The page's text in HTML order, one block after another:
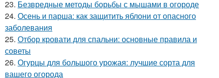
23. Безвредные методы борьбы с мышами в огороде
24. Осень и парша: как защитить яблони от опасного
заболевания
25. Отбор кровати для спальни: основные правила и
советы
26. Огурцы для большого урожая: лучшие сорта для
вашего огорода